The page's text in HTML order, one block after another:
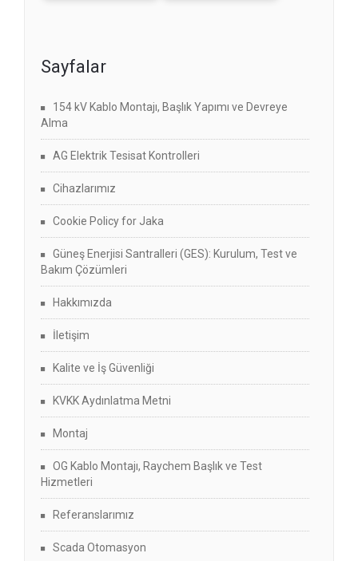
Sayfalar
154 kV Kablo Montajı, Başlık Yapımı ve Devreye
Alma
AG Elektrik Tesisat Kontrolleri
Cihazlarımız
Cookie Policy for Jaka
Güneş Enerjisi Santralleri (GES): Kurulum, Test ve
Bakım Çözümleri
Hakkımızda
İletişim
Kalite ve İş Güvenliği
KVKK Aydınlatma Metni
Montaj
OG Kablo Montajı, Raychem Başlık ve Test
Hizmetleri
Referanslarımız
Scada Otomasyon